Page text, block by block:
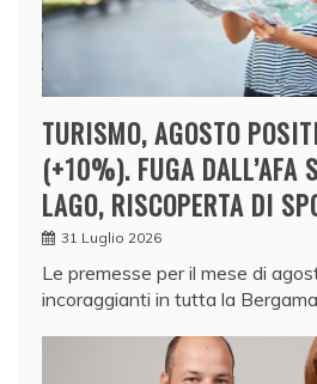
TURISMO, AGOSTO
(+10%). FUGA DALL’AFA
LAGO, RISCOPERTA DI
31 Luglio 2026
Le premesse per il mese di
incoraggianti in tutta la